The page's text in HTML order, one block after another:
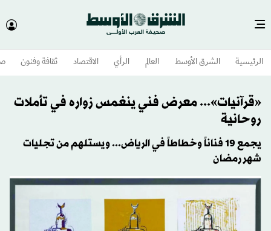
الرئيسية الشرق الأوسط​ العالم الرأي الاقتصاد ثقافة وفنون
«قرآنيات»... معرض فني ينغمس زواره في تأملات
روحانية
يجمع 19 فناناً وخطاطاً في الرياض... ويستلهم من تجليات
شهر رمضان